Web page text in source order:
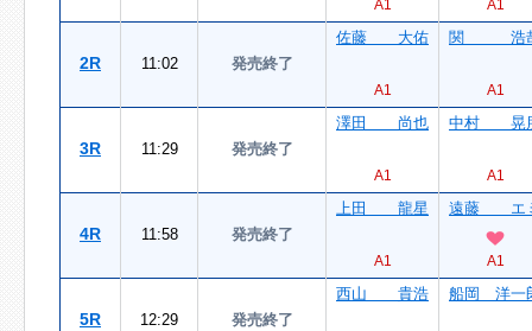
A1 A1
2R 11:02 発売終了
佐藤 大佑
A1
関 浩
A1
3R 11:29 発売終了
澤田 尚也
A1
中村 晃
A1
4R 11:58 発売終了
上田 龍星
A1
遠藤 エ
A1
5R 12:29 発売終了
西山 貴浩 船岡 洋一